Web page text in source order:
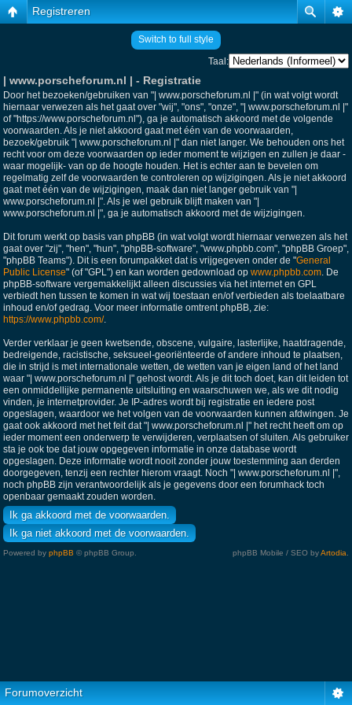
Registreren
Switch to full style
Taal:
| www.porscheforum.nl | - Registratie
Door het bezoeken/gebruiken van "| www.porscheforum.nl |" (in wat volgt wordt
hiernaar verwezen als het gaat over "wij", "ons", "onze", "| www.porscheforum.nl |"
of "https://www.porscheforum.nl"), ga je automatisch akkoord met de volgende
voorwaarden. Als je niet akkoord gaat met één van de voorwaarden,
bezoek/gebruik "| www.porscheforum.nl |" dan niet langer. We behouden ons het
recht voor om deze voorwaarden op ieder moment te wijzigen en zullen je daar -
waar mogelijk- van op de hoogte houden. Het is echter aan te bevelen om
regelmatig zelf de voorwaarden te controleren op wijzigingen. Als je niet akkoord
gaat met één van de wijzigingen, maak dan niet langer gebruik van "|
www.porscheforum.nl |". Als je wel gebruik blijft maken van "|
www.porscheforum.nl |", ga je automatisch akkoord met de wijzigingen.
Dit forum werkt op basis van phpBB (in wat volgt wordt hiernaar verwezen als het
gaat over "zij", "hen", "hun", "phpBB-software", "www.phpbb.com", "phpBB Groep",
"phpBB Teams"). Dit is een forumpakket dat is vrijgegeven onder de "General
Public License" (of "GPL") en kan worden gedownload op www.phpbb.com. De
phpBB-software vergemakkelijkt alleen discussies via het internet en GPL
verbiedt hen tussen te komen in wat wij toestaan en/of verbieden als toelaatbare
inhoud en/of gedrag. Voor meer informatie omtrent phpBB, zie:
https://www.phpbb.com/.
Verder verklaar je geen kwetsende, obscene, vulgaire, lasterlijke, haatdragende,
bedreigende, racistische, seksueel-georiënteerde of andere inhoud te plaatsen,
die in strijd is met internationale wetten, de wetten van je eigen land of het land
waar "| www.porscheforum.nl |" gehost wordt. Als je dit toch doet, kan dit leiden tot
een onmiddellijke permanente uitsluiting en waarschuwen we, als we dit nodig
vinden, je internetprovider. Je IP-adres wordt bij registratie en iedere post
opgeslagen, waardoor we het volgen van de voorwaarden kunnen afdwingen. Je
gaat ook akkoord met het feit dat "| www.porscheforum.nl |" het recht heeft om op
ieder moment een onderwerp te verwijderen, verplaatsen of sluiten. Als gebruiker
sta je ook toe dat jouw opgegeven informatie in onze database wordt
opgeslagen. Deze informatie wordt nooit zonder jouw toestemming aan derden
doorgegeven, tenzij een rechter hierom vraagt. Noch "| www.porscheforum.nl |",
noch phpBB zijn verantwoordelijk als je gegevens door een forumhack toch
openbaar gemaakt zouden worden.
Powered by phpBB © phpBB Group. phpBB Mobile / SEO byArtodia
Forumoverzicht